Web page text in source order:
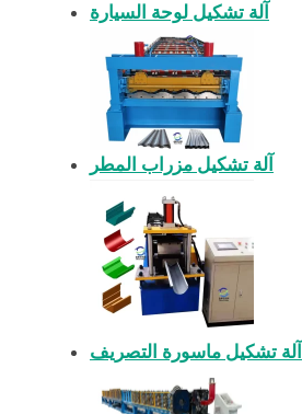
آلة تشكيل لوحة السيارة
آلة تشكيل مزراب المطر
آلة تشكيل ماسورة التصريف